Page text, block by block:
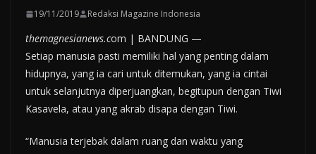
19/11/2019 Redaksi Magazine Indonesia
themagnesianews.com | BANDUNG —
Setiap manusia pasti memiliki hal yang penting dalam
hidupnya, yang ia cari untuk ditemukan, yang ia cintai
untuk selanjutnya diperjuangkan, begitupun dengan Tiwi
Kasavela, atau yang akrab disapa dengan Tiwi.
“Manusia terjebak dalam ruang dan waktu yang